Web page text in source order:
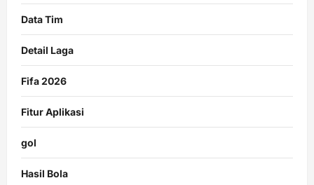
Data Tim
Detail Laga
Fifa 2026
Fitur Aplikasi
gol
Hasil Bola